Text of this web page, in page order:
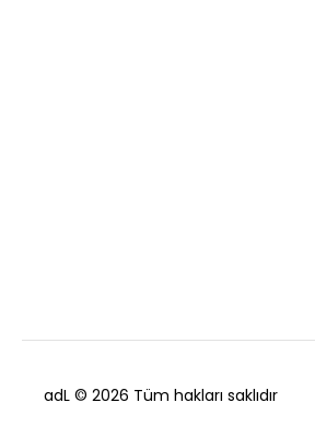
adL © 2026 Tüm hakları saklıdır